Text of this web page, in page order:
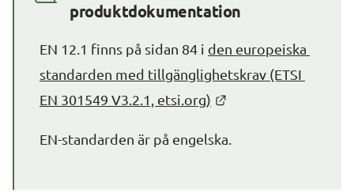
produktdokumentation
EN 12.1 finns på sidan 84 i den europeiska
standarden med tillgänglighetskrav (ETSI
EN 301549 V3.2.1, etsi.org)
EN-standarden är på engelska.